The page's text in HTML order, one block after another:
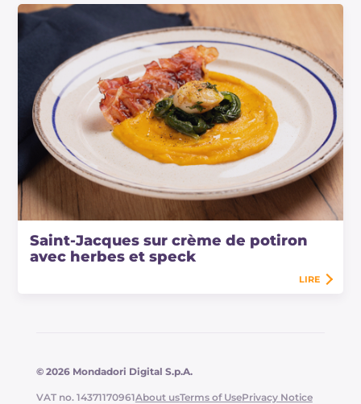
Saint-Jacques sur crème de potiron
avec herbes et speck
LIRE
© 2026 Mondadori Digital S.p.A.
VAT no. 14371170961About usTerms of UsePrivacy Notice